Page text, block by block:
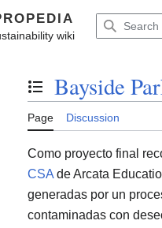
Toggle the table of
Bayside
Page Discussion
Como proyecto final
CSA de Arcata
generadas por un
contaminadas con